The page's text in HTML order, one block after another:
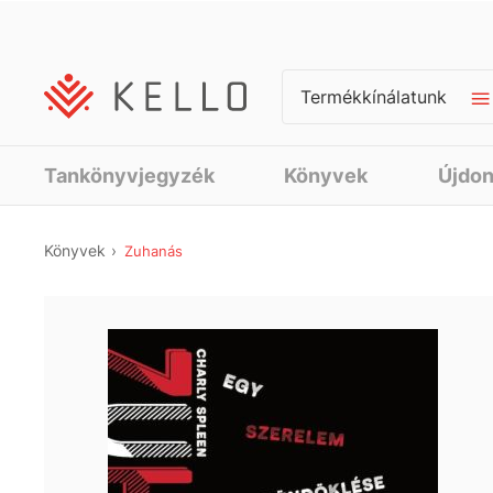
Termékkínálatunk
Tankönyvjegyzék Könyvek
Könyvek Zuhanás